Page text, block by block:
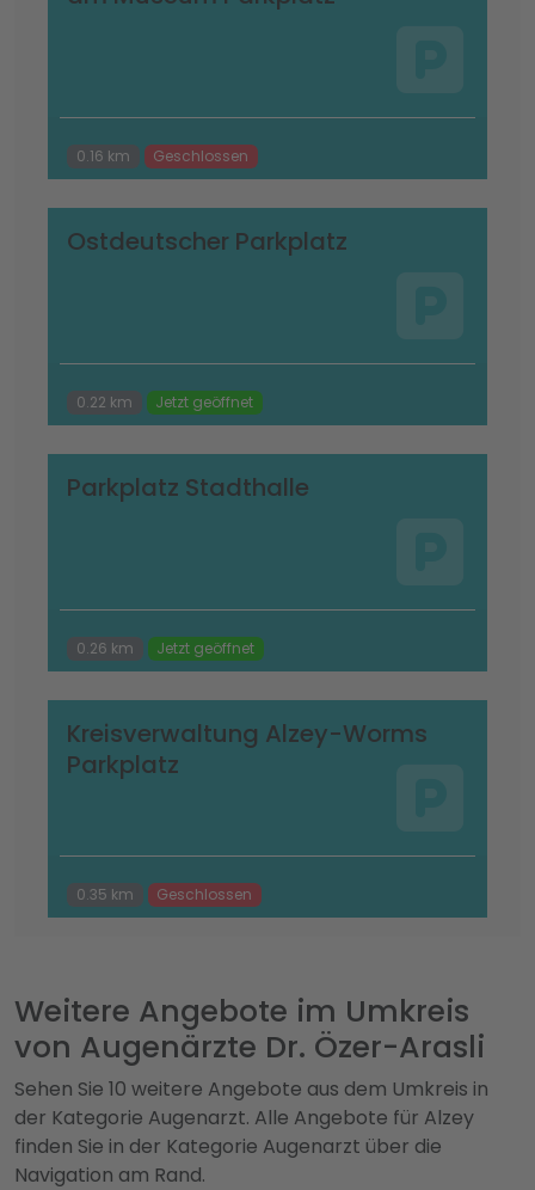
0.16 km Geschlossen
Ostdeutscher Parkplatz
0.22 km Jetzt geöffnet
Parkplatz Stadthalle
0.26 km Jetzt geöffnet
Kreisverwaltung Alzey-Worms
Parkplatz
0.35 km Geschlossen
Weitere Angebote im Umkreis
von Augenärzte Dr. Özer-Arasli
Sehen Sie 10 weitere Angebote aus dem Umkreis in
der Kategorie Augenarzt. Alle Angebote für Alzey
finden Sie in der Kategorie Augenarzt über die
Navigation am Rand.